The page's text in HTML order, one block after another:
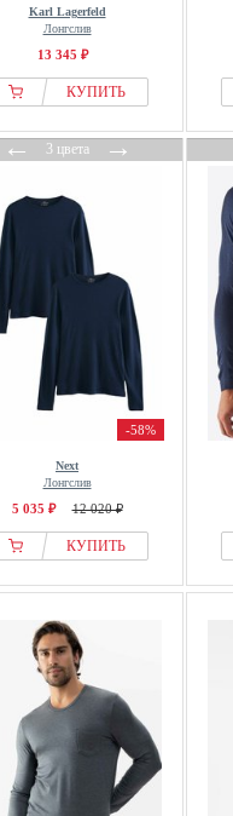
Karl Lagerfeld
Лонгслив
13 345 ₽
КУПИТЬ
←3 цвета→
-58%
Next
Лонгслив
5 035 ₽ 12 020 ₽
КУПИТЬ